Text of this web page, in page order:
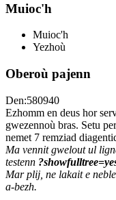
Muioc'h
Muioc'h
Yezhoù
Oberoù pajenn
Den:580940
Ezhomm en deus hor
gwezennoù bras. Setu
nemet 7 remziad
Ma vennit gwelout ul
testenn
Mar plij, ne lakait e
a-bezh.